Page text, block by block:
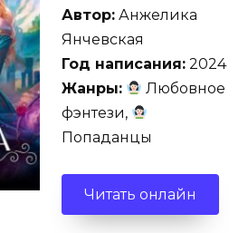
Автор: Анжелика
Янчевская
Год написания: 2024
Жанры:
Любовное
фэнтези,
Попаданцы
Читать онлайн